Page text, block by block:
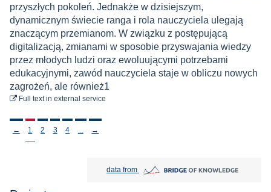
przyszłych pokoleń. Jednakże w dzisiejszym,
dynamicznym świecie ranga i rola nauczyciela ulegają
znaczącym przemianom. W związku z postępującą
digitalizacją, zmianami w sposobie przyswajania wiedzy
przez młodych ludzi oraz ewoluującymi potrzebami
edukacyjnymi, zawód nauczyciela staje w obliczu nowych
zagrożeń, ale również1
Full textto download
in external service
Stronicowanie
← 1 2 3 4 ... →
data from Bridge of Knowledge open in new tab